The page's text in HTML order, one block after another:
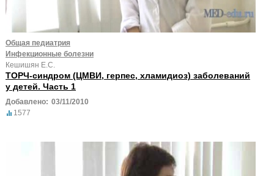
Общая педиатрия
Инфекционные болезни
Кешишян Е.С.
ТОРЧ-синдром (ЦМВИ, герпес, хламидиоз) заболеваний
у детей. Часть 1
Добавлено: 03/11/2010
1577